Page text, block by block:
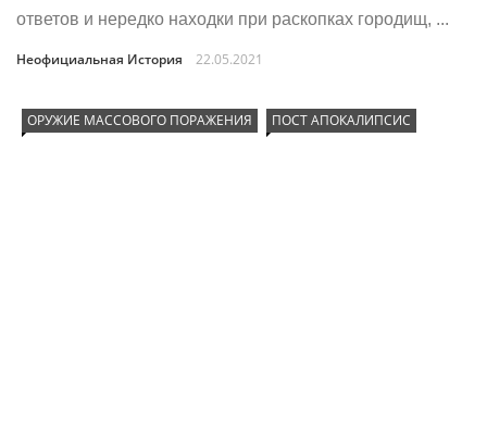
ответов и нередко находки при раскопках городищ, ...
Неофициальная История 22.05.2021
ОРУЖИЕ МАССОВОГО ПОРАЖЕНИЯ ПОСТ АПОКАЛИПСИС